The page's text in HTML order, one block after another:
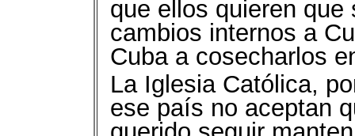
que ellos quieren
cambios internos a
Cuba a cosecharlos
La Iglesia Católica,
ese país no aceptan